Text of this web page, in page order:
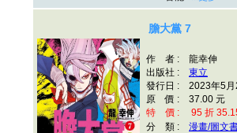
膽大黨 7
作 者 : 龍幸伸
出版社 : 東立
發行日 : 2023年5月
原 價 : 37.00 元
特 價 : 95 折
分 類 : 漫畫/圖文